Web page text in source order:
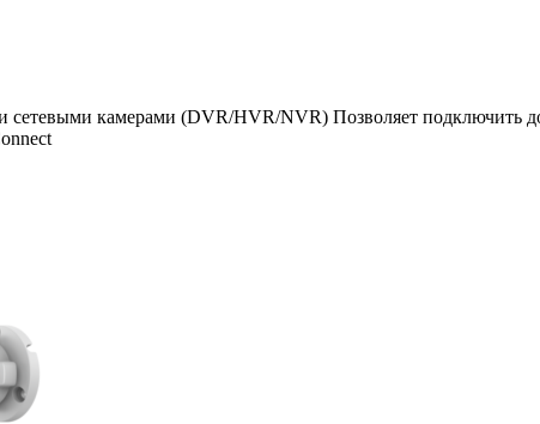
сетевыми камерами (DVR/HVR/NVR) Позволяет подключить